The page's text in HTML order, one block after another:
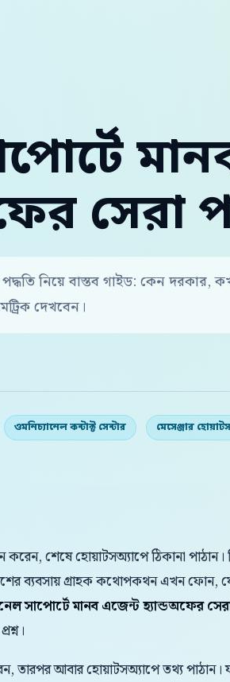
সেরা
নিয়ে বাস্তব গাইড: কেন দরকার,
দেখবেন।
ওমনিচ্যানেল কন্টাক্ট সেন্টার মেসেঞ্জার
শেষে হোয়াটসঅ্যাপে ঠিকানা পাঠান।
ব্যবসায় গ্রাহক কথোপকথন এখন
সাপোর্টে মানব এজেন্ট হ্যান্ডঅফের
আবার হোয়াটসঅ্যাপে তথ্য পাঠান।